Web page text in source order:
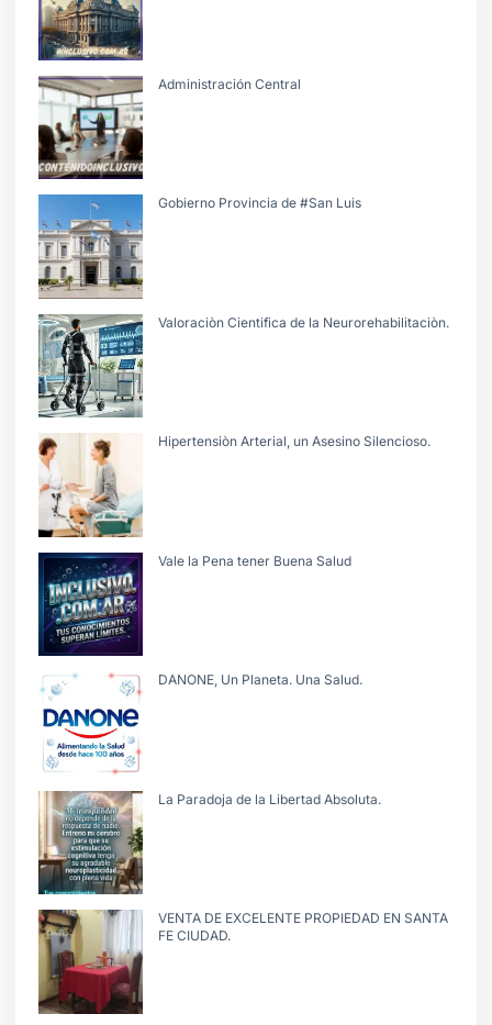
Administración Central
Gobierno Provincia de #San Luis
Valoraciòn Cientifica de la Neurorehabilitaciòn.
Hipertensiòn Arterial, un Asesino Silencioso.
Vale la Pena tener Buena Salud
DANONE, Un Planeta. Una Salud.
La Paradoja de la Libertad Absoluta.
VENTA DE EXCELENTE PROPIEDAD EN SANTA
FE CIUDAD.